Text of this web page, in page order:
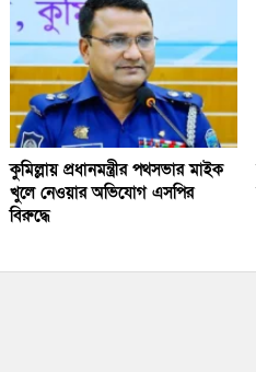
কুমিল্লায় প্রধানমন্ত্রীর পথসভার মাইক
খুলে নেওয়ার অভিযোগ এসপির
বিরুদ্ধে